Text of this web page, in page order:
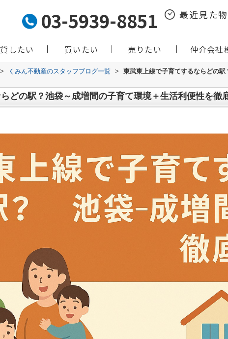
03-5939-8851 最近見た
貸したい 買いたい 売りたい 仲介会社
> くみん不動産のスタッフブログ一覧 >
東武東上線で子育てするならどの
どの駅？池袋～成増間の子育て環境＋生活利便性を徹